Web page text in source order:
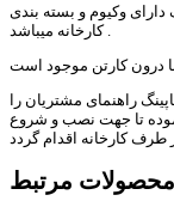
وکیوم و بسته بندی
کارخانه میباشد .
راهنمای مشتریان را
تا جهت نصب و شروع
محصولات مرتبط